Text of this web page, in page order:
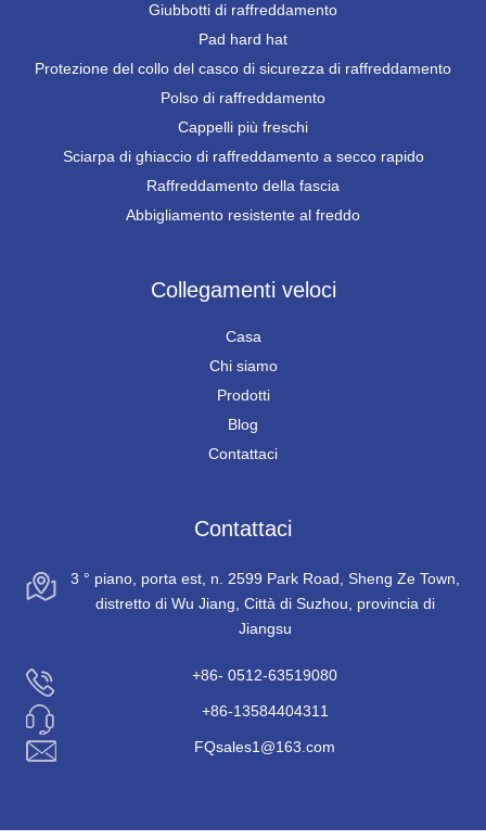
Giubbotti di raffreddamento
Pad hard hat
Protezione del collo del casco di sicurezza di raffreddamento
Polso di raffreddamento
Cappelli più freschi
Sciarpa di ghiaccio di raffreddamento a secco rapido
Raffreddamento della fascia
Abbigliamento resistente al freddo
Collegamenti veloci
Casa
Chi siamo
Prodotti
Blog
Contattaci
Contattaci
3 ° piano, porta est, n. 2599 Park Road, Sheng Ze Town,
distretto di Wu Jiang, Città di Suzhou, provincia di
Jiangsu
+86- 0512-63519080
+86-13584404311
FQsales1@163.com